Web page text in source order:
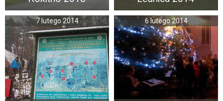
7 lutego 2014 6 lutego 2014